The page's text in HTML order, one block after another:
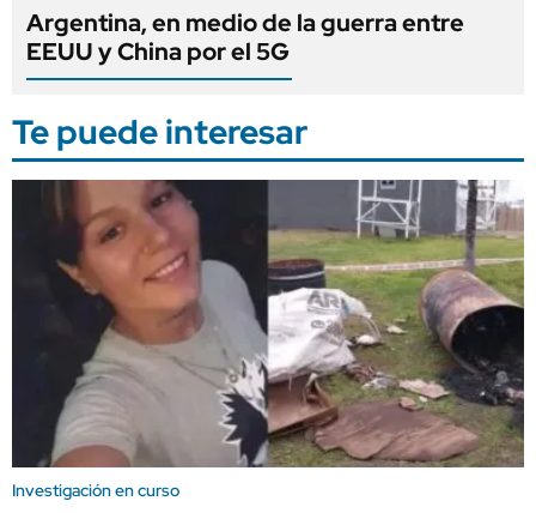
Argentina, en medio de la guerra entre
EEUU y China por el 5G
Te puede interesar
Investigación en curso